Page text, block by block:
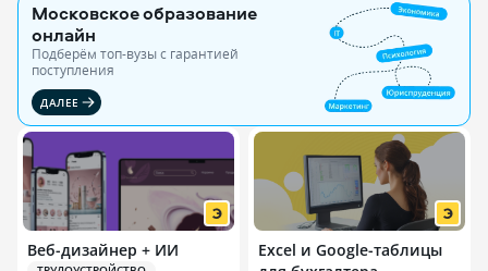
Московское образование
онлайн
Подберём топ-вузы c гарантией
поступления
ДАЛЕЕ
Веб-дизайнер + ИИ
Excel и Google-таблицы